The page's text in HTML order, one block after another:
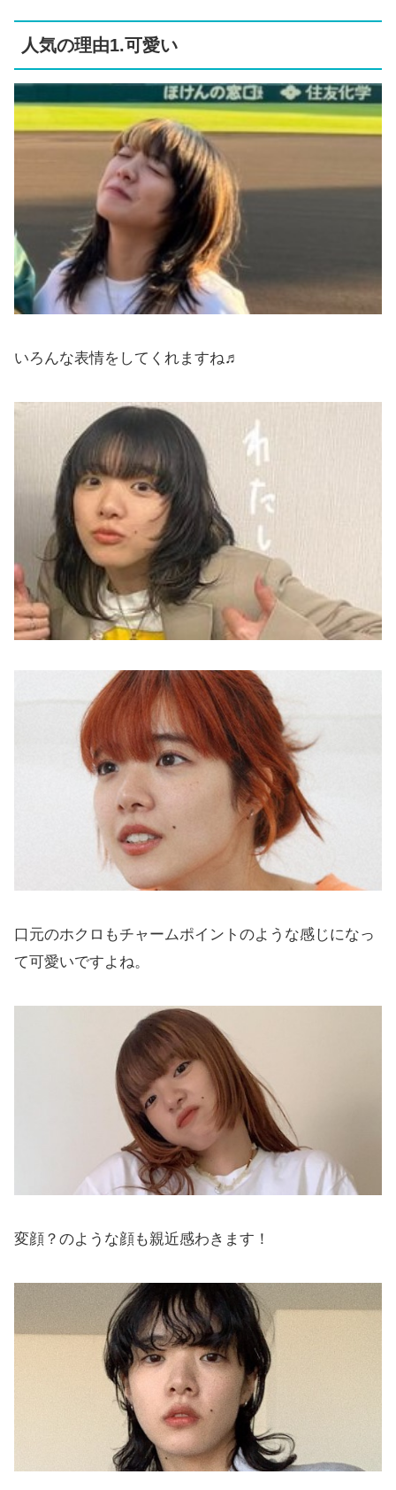
人気の理由1.可愛い
いろんな表情をしてくれますね♬
口元のホクロもチャームポイントのような感じになっ
て可愛いですよね。
変顔？のような顔も親近感わきます！